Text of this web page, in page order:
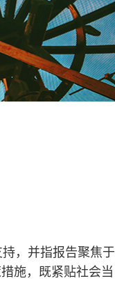
，并指报告聚焦于
施，既紧贴社会当